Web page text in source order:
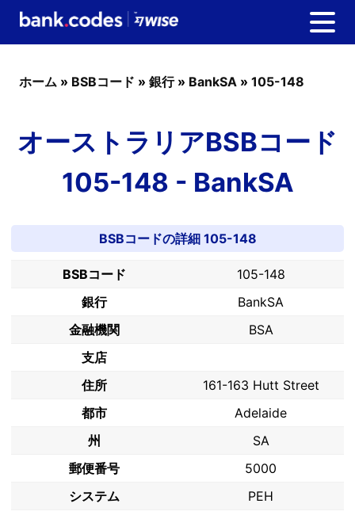
ホーム » BSBコード » 銀行» BankSA » 105-148
オーストラリアBSBコード
105-148 - BankSA
BSBコードの詳細 105-148
BSBコード
105-148
銀行
BankSA
金融機関
BSA
支店
住所
161-163 Hutt Street
都市
Adelaide
州
SA
郵便番号
5000
システム
PEH